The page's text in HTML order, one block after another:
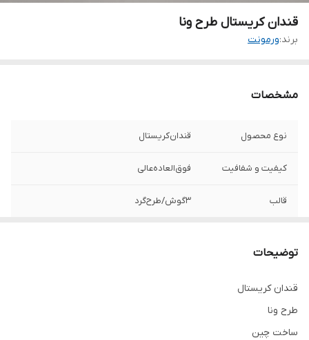
قندان کریستال طرح ونا
برند:ورمونت
مشخصات
نوع محصول قندان‌کریستال
کیفیت و شفافیت فوق‌العاده‌عالی
قالب ۳گوش/طرح‌گرد
برند
توضیحات
قندان کریستال
طرح ونا
ساخت چین